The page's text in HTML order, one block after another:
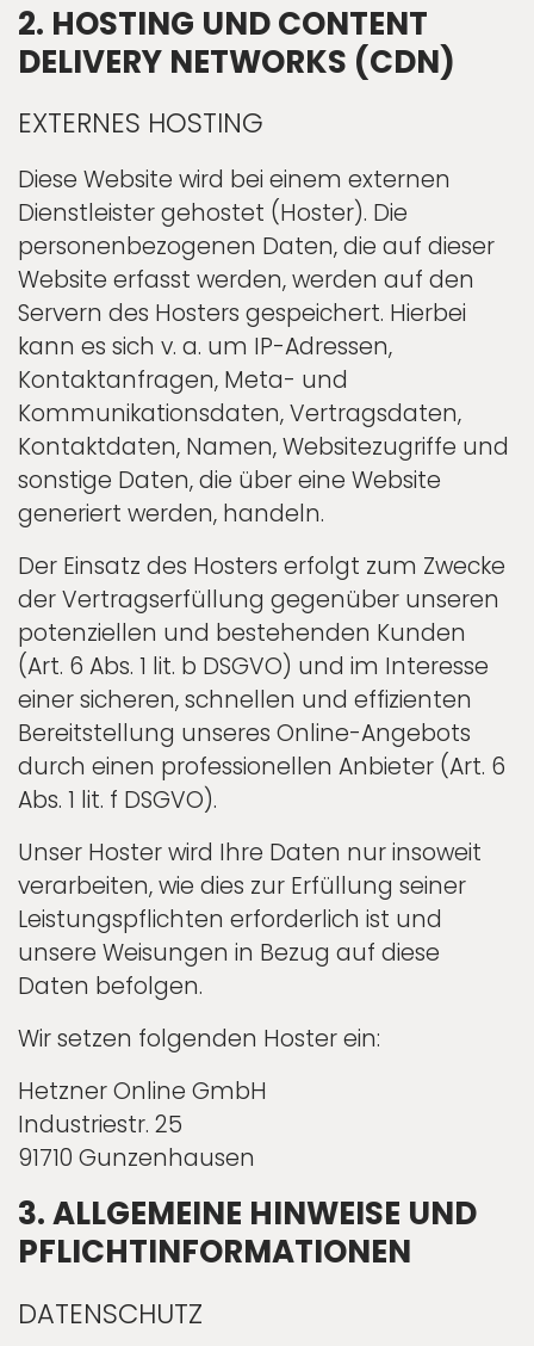
2. HOSTING UND CONTENT
DELIVERY NETWORKS (CDN)
EXTERNES HOSTING
Diese Website wird bei einem externen
Dienstleister gehostet (Hoster). Die
personenbezogenen Daten, die auf dieser
Website erfasst werden, werden auf den
Servern des Hosters gespeichert. Hierbei
kann es sich v. a. um IP-Adressen,
Kontaktanfragen, Meta- und
Kommunikationsdaten, Vertragsdaten,
Kontaktdaten, Namen, Websitezugriffe und
sonstige Daten, die über eine Website
generiert werden, handeln.
Der Einsatz des Hosters erfolgt zum Zwecke
der Vertragserfüllung gegenüber unseren
potenziellen und bestehenden Kunden
(Art. 6 Abs. 1 lit. b DSGVO) und im Interesse
einer sicheren, schnellen und effizienten
Bereitstellung unseres Online-Angebots
durch einen professionellen Anbieter (Art. 6
Abs. 1 lit. f DSGVO).
Unser Hoster wird Ihre Daten nur insoweit
verarbeiten, wie dies zur Erfüllung seiner
Leistungspflichten erforderlich ist und
unsere Weisungen in Bezug auf diese
Daten befolgen.
Wir setzen folgenden Hoster ein:
Hetzner Online GmbH
Industriestr. 25
91710 Gunzenhausen
3. ALLGEMEINE HINWEISE UND
PFLICHT­INFORMATIONEN
DATENSCHUTZ